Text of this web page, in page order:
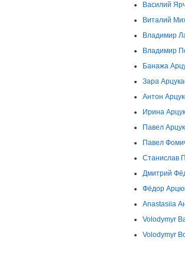
Василий
Виталий
Владимир
Владимир
Банажа
Зара
Антон
Ирина
Павел
Павел
Станислав
Дмитрий
Фёдор
Anastasiia
Volodymyr
Volodymyr